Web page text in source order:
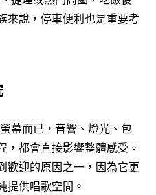
來說，停車便利也是重要考
幕而已，音響、燈光、包
，都會直接影響整體感受。
歡迎的原因之一，因為它更
提供唱歌空間。